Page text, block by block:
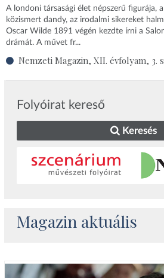
A londoni társasági élet népszerű figurája, a
közismert dandy, az irodalmi sikereket
Oscar Wilde 1891 végén kezdte írni a
drámát. A művet fr...
Nemzeti Magazin, XII. évfolyam, 3.
Folyóirat kereső
Keresés
Magazin aktuális